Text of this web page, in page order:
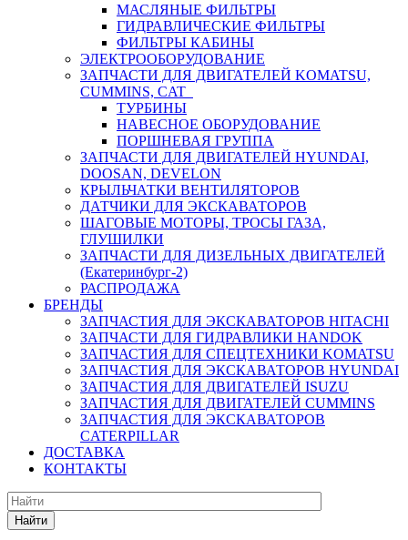
МАСЛЯНЫЕ ФИЛЬТРЫ
ГИДРАВЛИЧЕСКИЕ ФИЛЬТРЫ
ФИЛЬТРЫ КАБИНЫ
ЭЛЕКТРООБОРУДОВАНИЕ
ЗАПЧАСТИ ДЛЯ ДВИГАТЕЛЕЙ KOMATSU,
CUMMINS, CAT
ТУРБИНЫ
НАВЕСНОЕ ОБОРУДОВАНИЕ
ПОРШНЕВАЯ ГРУППА
ЗАПЧАСТИ ДЛЯ ДВИГАТЕЛЕЙ HYUNDAI,
DOOSAN, DEVELON
КРЫЛЬЧАТКИ ВЕНТИЛЯТОРОВ
ДАТЧИКИ ДЛЯ ЭКСКАВАТОРОВ
ШАГОВЫЕ МОТОРЫ, ТРОСЫ ГАЗА,
ГЛУШИЛКИ
ЗАПЧАСТИ ДЛЯ ДИЗЕЛЬНЫХ ДВИГАТЕЛЕЙ
(Екатеринбург-2)
РАСПРОДАЖА
БРЕНДЫ
ЗАПЧАСТИЯ ДЛЯ ЭКСКАВАТОРОВ HITACHI
ЗАПЧАСТИ ДЛЯ ГИДРАВЛИКИ HANDOK
ЗАПЧАСТИЯ ДЛЯ СПЕЦТЕХНИКИ KOMATSU
ЗАПЧАСТИЯ ДЛЯ ЭКСКАВАТОРОВ HYUNDAI
ЗАПЧАСТИЯ ДЛЯ ДВИГАТЕЛЕЙ ISUZU
ЗАПЧАСТИЯ ДЛЯ ДВИГАТЕЛЕЙ CUMMINS
ЗАПЧАСТИЯ ДЛЯ ЭКСКАВАТОРОВ
CATERPILLAR
ДОСТАВКА
КОНТАКТЫ
Найти